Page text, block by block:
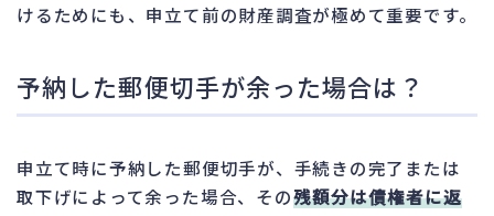
けるためにも、申立て前の財産調査が極めて重要です。
予納した郵便切手が余った場合は？
申立て時に予納した郵便切手が、手続きの完了または
取下げによって余った場合、その残額分は債権者に返